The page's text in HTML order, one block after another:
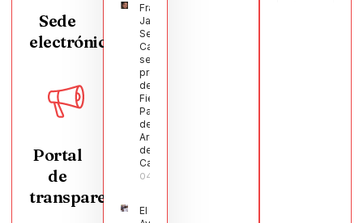
Sede
electrónica
Portal
de
transparencia
Francisco
Javier
Segura
Castellanos
será el
pregonero
de las
Fiestas
Patronales
de
Argamasilla
de
Calatrava
04/08/2026
El